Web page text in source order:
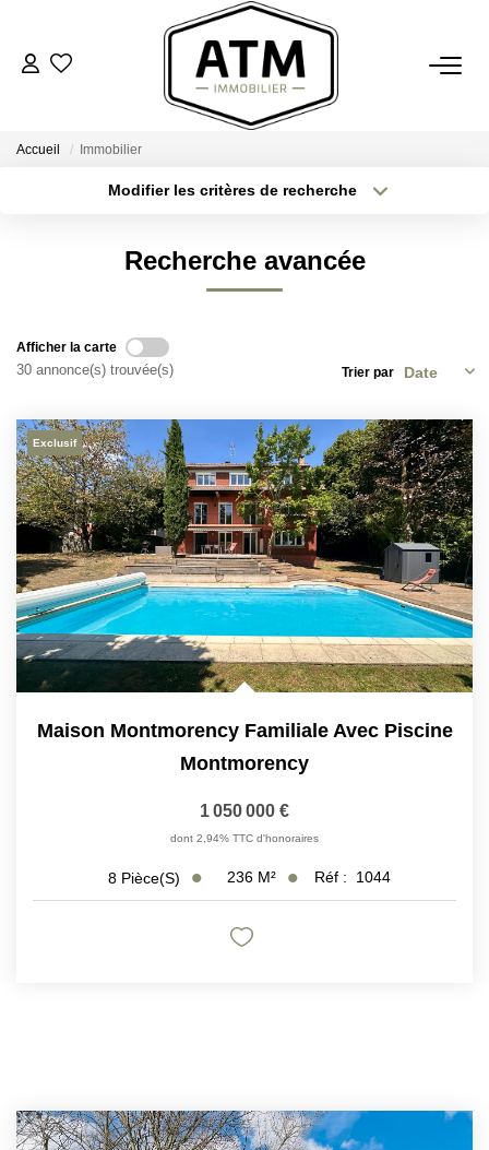
ACHETER
Nos Avis Clients
Nous Rejoindre
CONTACT
EN ES
Accueil Immobilier
Modifier les critères de recherche
Recherche avancée
Afficher la carte
30 annonce(s) trouvée(s) Trier par
Exclusif
Maison Montmorency Familiale Avec Piscine
Montmorency
1 050 000 €
dont 2,94% TTC d'honoraires
8 Pièce(s) 236 M² Réf : 1044